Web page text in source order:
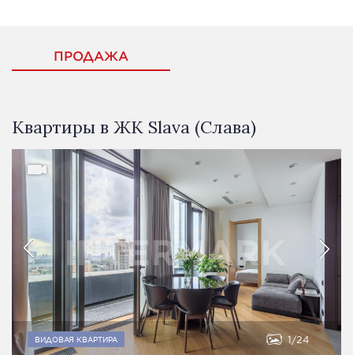
ПРОДАЖА
Квартиры в ЖК Slava (Слава)
ВИДОВАЯ КВАРТИРА 1 24